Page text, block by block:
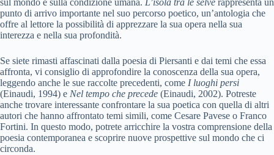
sul mondo e sulla condizione umana. L’isola tra le selve rappresenta un
punto di arrivo importante nel suo percorso poetico, un’antologia che
offre al lettore la possibilità di apprezzare la sua opera nella sua
interezza e nella sua profondità.
Se siete rimasti affascinati dalla poesia di Piersanti e dai temi che essa
affronta, vi consiglio di approfondire la conoscenza della sua opera,
leggendo anche le sue raccolte precedenti, come I luoghi persi
(Einaudi, 1994) e Nel tempo che precede (Einaudi, 2002). Potreste
anche trovare interessante confrontare la sua poetica con quella di altri
autori che hanno affrontato temi simili, come Cesare Pavese o Franco
Fortini. In questo modo, potrete arricchire la vostra comprensione della
poesia contemporanea e scoprire nuove prospettive sul mondo che ci
circonda.